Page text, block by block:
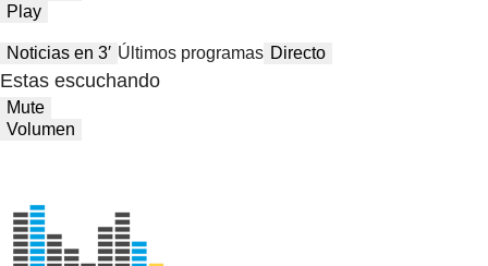
Play
Noticias en 3′ Últimos programas Directo
Estas escuchando
Mute
Volumen